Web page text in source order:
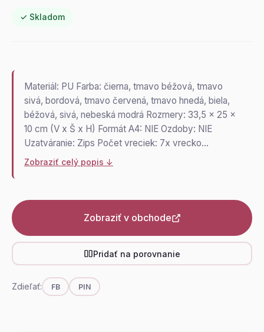
✓ Skladom
Materiál: PU Farba: čierna, tmavo béžová, tmavo
sivá, bordová, tmavo červená, tmavo hnedá, biela,
béžová, sivá, nebeská modrá Rozmery: 33,5 x 25 x
10 cm (V x Š x H) Formát A4: NIE Ozdoby: NIE
Uzatváranie: Zips Počet vreciek: 7x vrecko…
Zobraziť celý popis ↓
Zobraziť v obchode
Pridať na porovnanie
Zdieľať: FB PIN